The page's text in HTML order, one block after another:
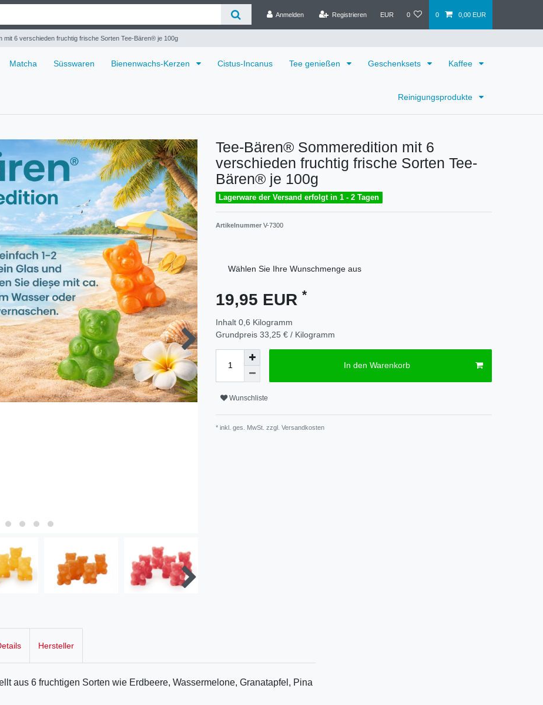
Anmelden Registrieren EUR 0 0 0,00 EUR
mit 6 verschieden fruchtig frische Sorten Tee-Bären® je 100g
Matcha Süsswaren Bienenwachs-Kerzen Cistus-Incanus Tee genießen Geschenksets Kaffee
Reinigungsprodukte
Tee-Bären® Sommeredition mit 6
verschieden fruchtig frische Sorten Tee-
Bären® je 100g
Lagerware der Versand erfolgt in 1 - 2 Tagen
Artikelnummer V-7300
Wählen Sie Ihre Wunschmenge aus
19,95 EUR *
Inhalt 0,6 Kilogramm
Grundpreis 33,25 € / Kilogramm
In den Warenkorb
Wunschliste
* inkl. ges. MwSt. zzgl. Versandkosten
Hersteller
aus 6 fruchtigen Sorten wie Erdbeere, Wassermelone, Granatapfel, Pina